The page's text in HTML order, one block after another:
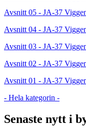
Avsnitt 05 - JA-37
Avsnitt 04 - JA-37
Avsnitt 03 - JA-37
Avsnitt 02 - JA-37
Avsnitt 01 - JA-37
- Hela kategorin -
Senaste nytt i